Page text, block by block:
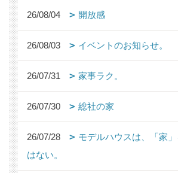
26/08/04 開放感
26/08/03 イベントのお知らせ。
26/07/31 家事ラク。
26/07/30 総社の家
26/07/28
モデルハウスは、「家
はない。